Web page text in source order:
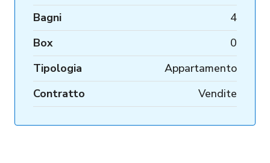
Bagni
4
Box
0
Tipologia
Appartamento
Contratto
Vendite